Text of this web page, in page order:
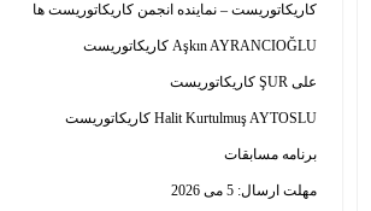
کاریکاتوریست – نماینده انجمن کاریکاتوریست ها
Aşkın AYRANCIOĞLU کاریکاتوریست
علی ŞUR کاریکاتوریست
Halit Kurtulmuş AYTOSLU کاریکاتوریست
برنامه مسابقات
مهلت ارسال: 5 می 2026